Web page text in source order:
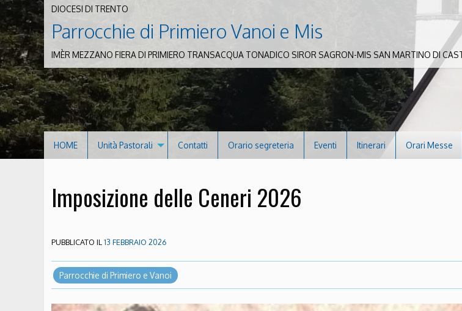
DIOCESI DI TRENTO
Parrocchie di Primiero Vanoi e Mis
IMÈR MEZZANO FIERA DI PRIMIERO TRANSACQUA TONADICO SIROR SAGRON-MIS SAN MARTINO DI
HOME Unità Pastorali Contatti Orario segreteria Eventi Itinerari Orari Messe
Imposizione delle Ceneri 2026
PUBBLICATO IL13 FEBBRAIO 2026
Parrocchie di Primiero e Vanoi